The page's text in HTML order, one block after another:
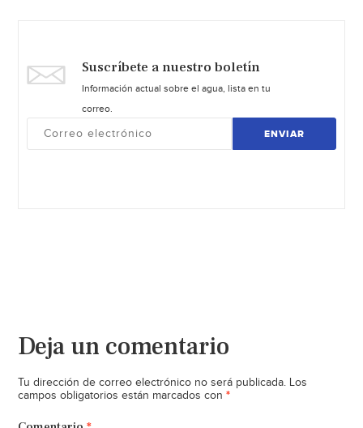
Suscríbete a nuestro boletín
Información actual sobre el agua, lista en tu
correo.
ENVIAR
Deja un comentario
Tu dirección de correo electrónico no será publicada. Los
campos obligatorios están marcados con *